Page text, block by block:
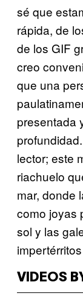
sé que
rápida, de
de los GIF
creo
que una
presentada
lector; este
riachuelo
mar, donde
como joyas
sol y las
VIDEOS